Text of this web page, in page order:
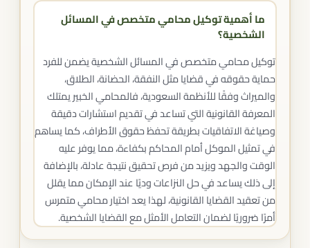
ما أهمية توكيل محامي متخصص في المسائل
الشخصية؟
توكيل محامي متخصص في المسائل الشخصية يضمن للفرد
حماية حقوقه في قضايا مثل النفقة، الحضانة، الطلاق،
والميراث وفقًا للأنظمة السعودية، فالمحامي الخبير يمتلك
المعرفة القانونية التي تساعد في تقديم استشارات دقيقة
وصياغة الاتفاقيات بطريقة تحفظ حقوق الأطراف، كما يساهم
في تمثيل الموكل أمام المحاكم بكفاءة، مما يوفر عليه
الوقت والجهد ويزيد من فرص تحقيق نتيجة عادلة، بالإضافة
إلى ذلك يساعد في حل النزاعات وديًا عند الإمكان مما يقلل
من تعقيد القضايا القانونية، لهذا يعد اختيار محامي متمرس
أمرًا ضروريًا لضمان التعامل الأمثل مع القضايا الشخصية.